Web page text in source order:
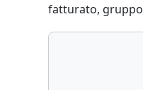
fatturato,